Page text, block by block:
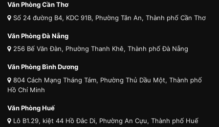
Văn Phòng Cần Thơ
Số 24 đường B4, KDC 91B, Phường Tân An, Thành phố Cần Thơ
Văn Phòng Đà Nẵng
256 Bế Văn Đàn, Phường Thanh Khê, Thành phố Đà Nẵng
Văn Phòng Bình Dương
804 Cách Mạng Tháng Tám, Phường Thủ Dầu Một, Thành phố
Hồ Chí Minh
Văn Phòng Huế
Lô B1.29, kiệt 44 Hồ Đắc Di, Phường An Cựu, Thành phố Huế